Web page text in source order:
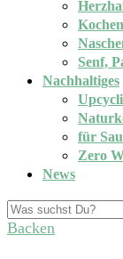
Kochen
Senf,
Nachhaltiges
für
Zero
News
Backen